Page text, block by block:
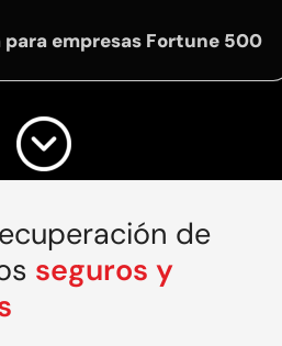
para empresas Fortune 500
de
seguros y